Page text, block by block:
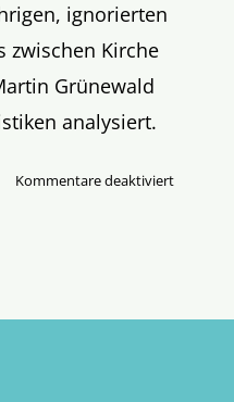
ignorierten
zwischen Kirche
Grünewald
analysiert.
Kommentare deaktiviertfür